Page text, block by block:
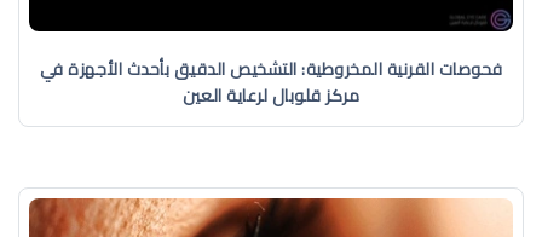
فحوصات القرنية المخروطية: التشخيص الدقيق بأحدث الأجهزة في
مركز قلوبال لرعاية العين